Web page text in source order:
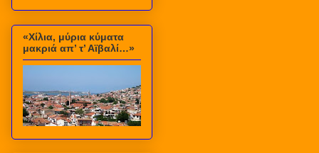
«Χίλια, μύρια κύματα
μακριά απ’ τ’ Αϊβαλί…»